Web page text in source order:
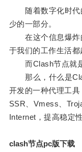
随着数字化时代
少的一部分。
在这个信息爆炸
于我们的工作生活都
而Clash节点就是
那么，什么是
开发的一种代理工
SSR、Vmess、
Internet，提高稳定
clash节点pc版下载